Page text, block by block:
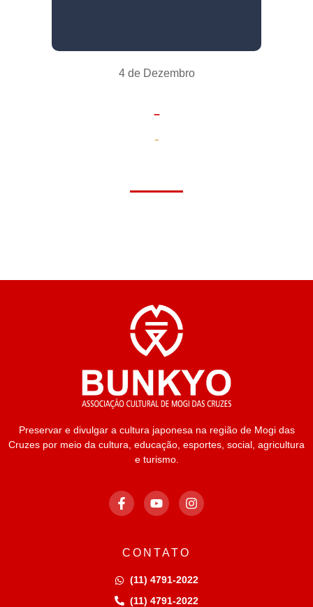
4 de Dezembro
–
-
Preservar e divulgar a cultura japonesa na região de Mogi das
Cruzes por meio da cultura, educação, esportes, social, agricultura
e turismo.
CONTATO
(11) 4791-2022
(11) 4791-2022